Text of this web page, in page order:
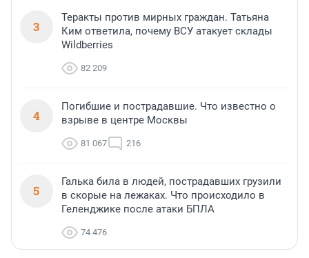
3
Теракты против мирных граждан. Татьяна
Ким ответила, почему ВСУ атакует склады
Wildberries
82 209
4
Погибшие и пострадавшие. Что известно о
взрыве в центре Москвы
81 067 216
5
Галька била в людей, пострадавших грузили
в скорые на лежаках. Что происходило в
Геленджике после атаки БПЛА
74 476